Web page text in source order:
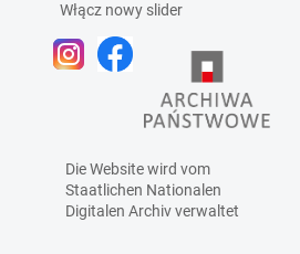
Włącz nowy slider
Die Website wird vom
Staatlichen Nationalen
Digitalen Archivverwaltet